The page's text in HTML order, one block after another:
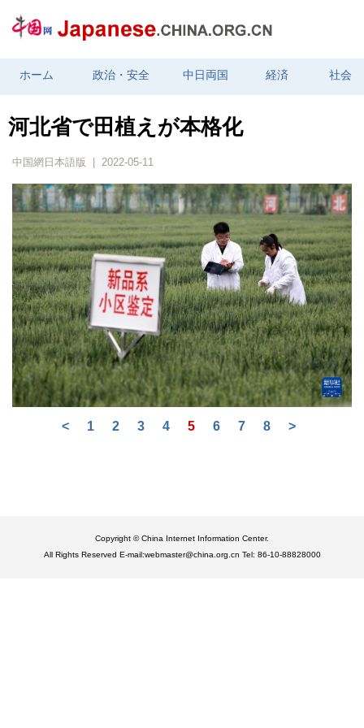
ホーム 政治・安全 中日両国 経済 社会
河北省で田植えが本格化
中国網日本語版 | 2022-05-11
< 1 2 3 4 5 6 7 8 >
Copyright © China Internet Information Center.
All Rights Reserved E-mail:webmaster@china.org.cn Tel: 86-10-88828000